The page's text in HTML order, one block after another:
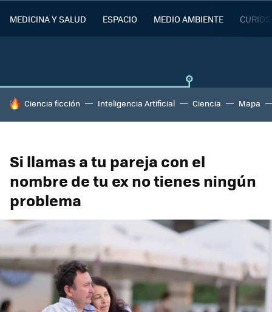
MEDICINA Y SALUD ESPACIO MEDIO AMBIENTE
HOY SE HABLA DE
Ciencia ficción Inteligencia Artificial Ciencia Mapa
Si llamas a tu pareja con el
nombre de tu ex no tienes ningún
problema